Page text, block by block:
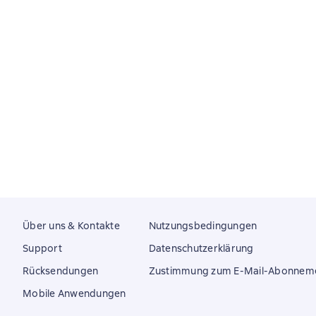
Über uns & Kontakte
Support
Rücksendungen
Mobile Anwendungen
Nutzungsbedingungen
Datenschutzerklärung
Zustimmung zum E-Mail-